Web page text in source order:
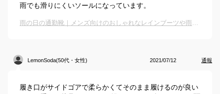
雨でも滑りにくいソールになっています。
雨の日の通勤靴｜メンズ向けのおしゃれなレインブーツや雨用ビジネスシューズのおすすめは？
LemonSoda(50代・女性) 2021/07/12 通報
履き口がサイドゴアで柔らかくてそのまま履けるのが良い